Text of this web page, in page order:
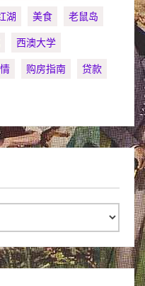
湖 美食
老鼠岛
西澳大学
购房指南
贷款